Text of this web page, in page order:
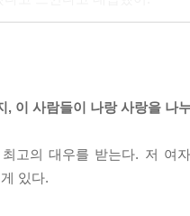
상이라도 해주듯 당신은 여전
하고 가르쳐야 하는 대상이
되어가는 것 같다.
, 이 사람들이 나랑 사랑을 나
고의 대우를 받는다. 저 여
있다.